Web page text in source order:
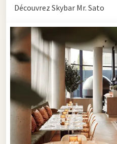
Découvrez Skybar Mr. Sato